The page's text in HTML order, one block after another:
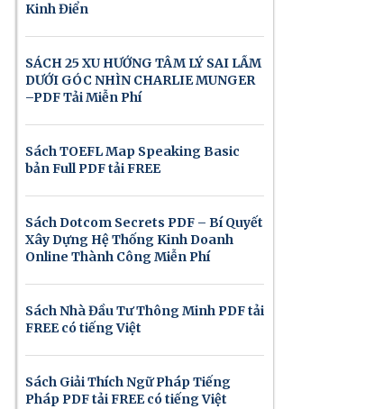
Kinh Điển
SÁCH 25 XU HƯỚNG TÂM LÝ SAI LẦM
DƯỚI GÓC NHÌN CHARLIE MUNGER
–PDF Tải Miễn Phí
Sách TOEFL Map Speaking Basic
bản Full PDF tải FREE
Sách Dotcom Secrets PDF – Bí Quyết
Xây Dựng Hệ Thống Kinh Doanh
Online Thành Công Miễn Phí
Sách Nhà Đầu Tư Thông Minh PDF tải
FREE có tiếng Việt
Sách Giải Thích Ngữ Pháp Tiếng
Pháp PDF tải FREE có tiếng Việt